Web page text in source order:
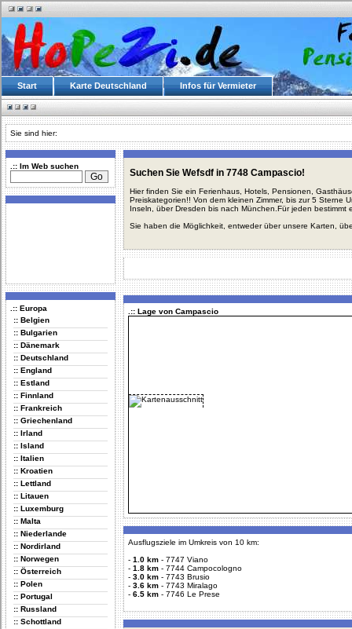
Start Karte Deutschland Infos für Vermieter
Sie sind hier:
.:: Im Web suchen
.:: Europa
:: Belgien
:: Bulgarien
:: Dänemark
:: Deutschland
:: England
:: Estland
:: Finnland
:: Frankreich
:: Griechenland
:: Irland
:: Island
:: Italien
:: Kroatien
:: Lettland
:: Litauen
:: Luxemburg
:: Malta
:: Niederlande
:: Nordirland
:: Norwegen
:: Österreich
:: Polen
:: Portugal
:: Russland
:: Schottland
Suchen Sie Wefsdf in 7748 Campascio!
Hier finden Sie ein Ferienhaus, Hotels, Pensionen,
Preiskategorien!! Von dem kleinen Zimmer, bis zur 5 Sterne
Inseln, über Dresden bis nach München.Für jeden bestimmt
Sie haben die Möglichkeit, entweder über unsere Karten,
.:: Lage von Campascio
Ausflugsziele im Umkreis von 10 km:
- 1.0 km - 7747 Viano
- 1.8 km - 7744 Campocologno
- 3.0 km - 7743 Brusio
- 3.6 km - 7743 Miralago
- 6.5 km - 7746 Le Prese